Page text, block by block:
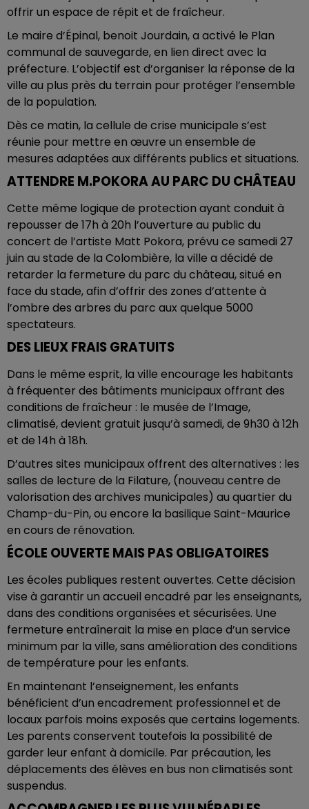
offrir un espace de répit et de fraîcheur.
Le maire d’Épinal, benoit Jourdain, a activé le Plan
communal de sauvegarde, en lien direct avec la
préfecture. L’objectif est d’organiser la réponse de la
ville au plus près du terrain pour protéger l’ensemble
de la population.
Dès ce matin, la cellule de crise municipale s’est
réunie pour mettre en œuvre un ensemble de
mesures adaptées aux différents publics et situations.
ATTENDRE M.POKORA AU PARC DU CHÂTEAU
Cette même logique de protection ayant conduit à
repousser de 17h à 20h l’ouverture au public du
concert de l’artiste Matt Pokora, prévu ce samedi 27
juin au stade de la Colombière, la ville a décidé de
retarder la fermeture du parc du château, situé en
face du stade, afin d’offrir des zones d’attente à
l’ombre des arbres du parc aux quelque 5000
spectateurs.
DES LIEUX FRAIS GRATUITS
Dans le même esprit, la ville encourage les habitants
à fréquenter des bâtiments municipaux offrant des
conditions de fraîcheur : le musée de l’Image,
climatisé, devient gratuit jusqu’à samedi, de 9h30 à 12h
et de 14h à 18h.
D’autres sites municipaux offrent des alternatives : les
salles de lecture de la Filature, (nouveau centre de
valorisation des archives municipales) au quartier du
Champ-du-Pin, ou encore la basilique Saint-Maurice
en cours de rénovation.
ÉCOLE OUVERTE MAIS PAS OBLIGATOIRES
Les écoles publiques restent ouvertes. Cette décision
vise à garantir un accueil encadré par les enseignants,
dans des conditions organisées et sécurisées. Une
fermeture entraînerait la mise en place d’un service
minimum par la ville, sans amélioration des conditions
de température pour les enfants.
En maintenant l’enseignement, les enfants
bénéficient d’un encadrement professionnel et de
locaux parfois moins exposés que certains logements.
Les parents conservent toutefois la possibilité de
garder leur enfant à domicile. Par précaution, les
déplacements des élèves en bus non climatisés sont
suspendus.